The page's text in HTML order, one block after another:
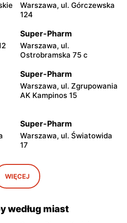
Warszawa, ul. Górczewska
124
Super-Pharm
Warszawa, ul.
Ostrobramska 75 c
Super-Pharm
Warszawa, ul. Zgrupowania
AK Kampinos 15
Super-Pharm
Warszawa, ul. Światowida
17
Super-Pharm
Stara Iwiczna, ul. Nowa 4A
Super-Pharm
Radom, ul. Bolesława
WIĘCEJ
według miast